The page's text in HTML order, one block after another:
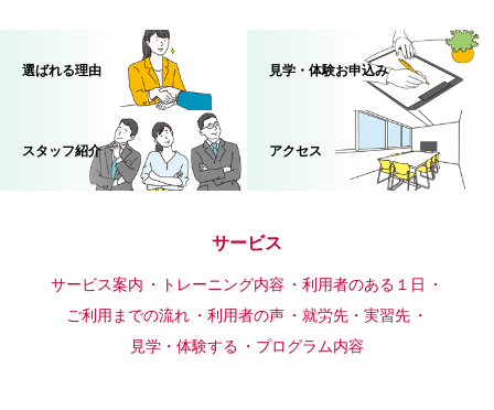
選ばれる理由 見学・体験お申込み
スタッフ紹介 アクセス
サービス
サービス案内 トレーニング内容
利用者のある１日
ご利用までの流れ
利用者の声
就労先・実習先
見学・体験する
プログラム内容